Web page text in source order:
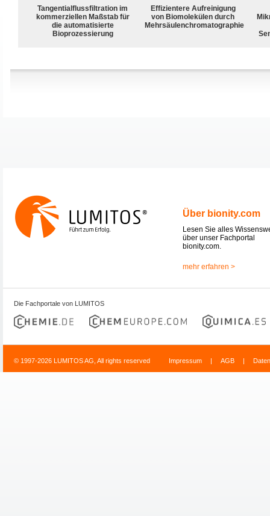
Tangentialflussfiltration im
kommerziellen Maßstab für
die automatisierte
Bioprozessierung
Effizientere Aufreinigung
von Biomolekülen durch
Mehrsäulenchromatographie
Über bionity.com
Lesen Sie alles
über unser Fachportal
bionity.com.
mehr erfahren >
Die Fachportale von LUMITOS
© 1997-2026 LUMITOS AG, All rights reserved Impressum | AGB |